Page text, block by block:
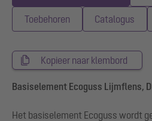
Toebehoren Catalogus
Kopieer naar klembord
Basiselement Ecoguss Lijmflens,
Het basiselement Ecoguss wordt